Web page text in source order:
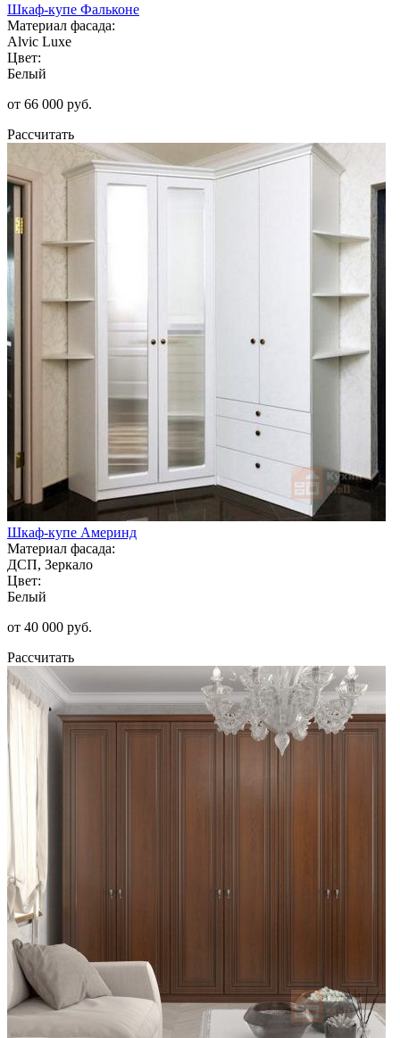
Шкаф-купе Фальконе
Материал фасада:
Alvic Luxe
Цвет:
Белый
от 66 000 руб.
Рассчитать
Шкаф-купе Америнд
Материал фасада:
ДСП, Зеркало
Цвет:
Белый
от 40 000 руб.
Рассчитать